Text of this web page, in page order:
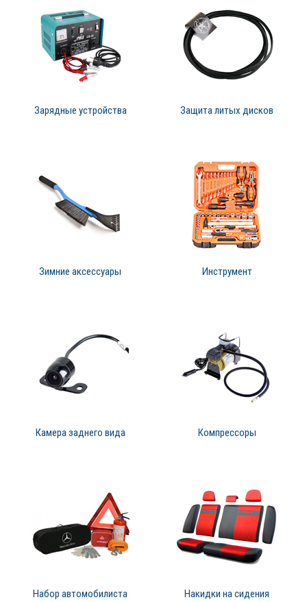
Зарядные устройства Защита литых дисков
Зимние аксессуары Инструмент
Камера заднего вида Компрессоры
Набор автомобилиста Накидки на сидения